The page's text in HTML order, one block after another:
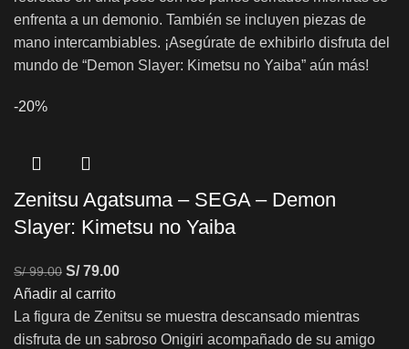
enfrenta a un demonio. También se incluyen piezas de
mano intercambiables. ¡Asegúrate de exhibirlo disfruta del
mundo de “Demon Slayer: Kimetsu no Yaiba” aún más!
-20%
Zenitsu Agatsuma – SEGA – Demon
Slayer: Kimetsu no Yaiba
S/99.00 S/79.00
Añadir al carrito
La figura de Zenitsu se muestra descansado mientras
disfruta de un sabroso Onigiri acompañado de su amigo